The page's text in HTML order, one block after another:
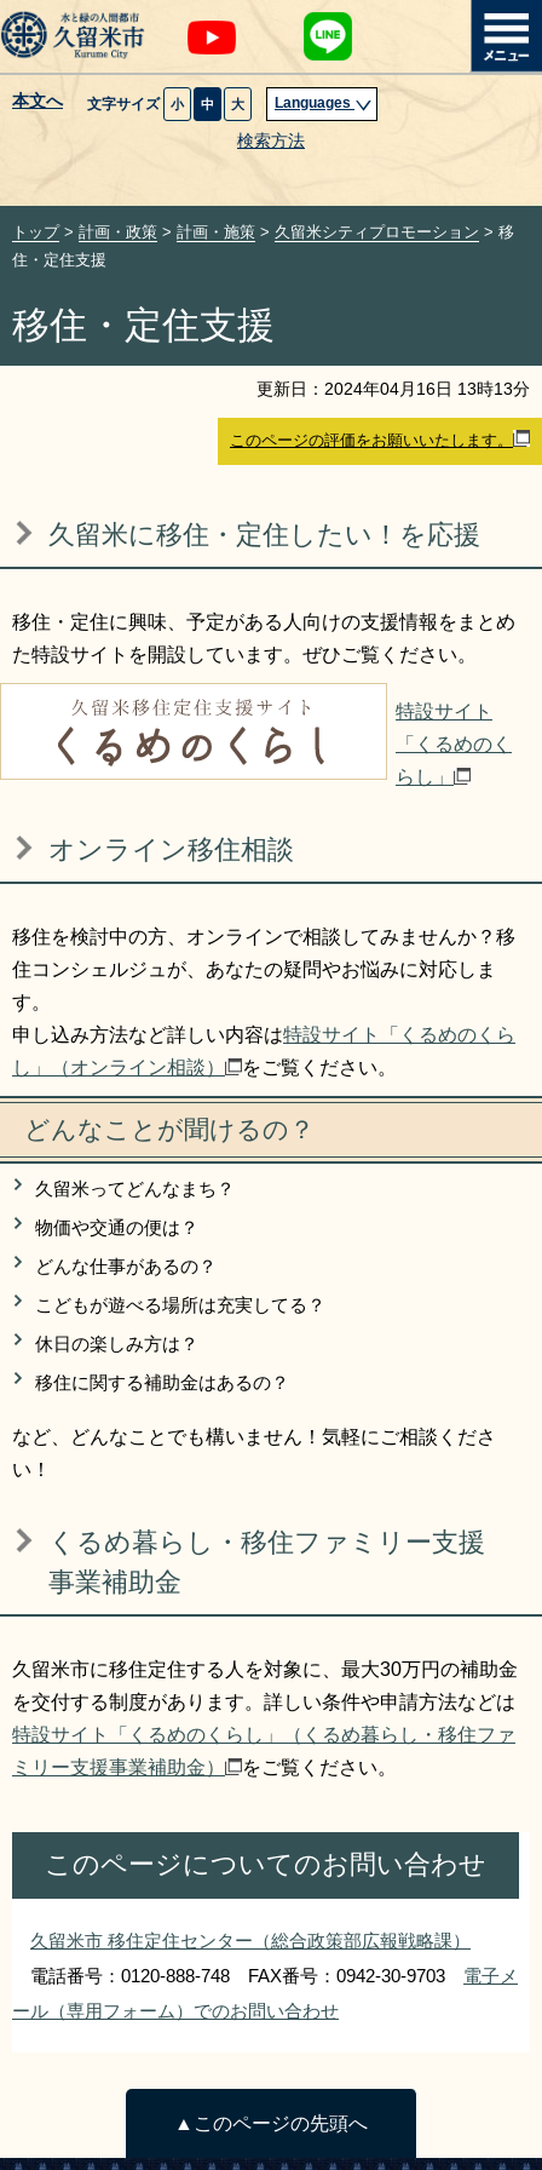
本文へ 文字サイズ 小 中 大 Languages
検索方法
暮らし・届出
健康・医療・福祉
観光魅力・イベント
サイトマップ
リンク集 利用ガイド
RSS プライバシーポリシー
閉じる
トップ> 計画・政策 > 計画・施策 > 久留米シティプロモーション > 移
住・定住支援
移住・定住支援
更新日： 2024年04月 16日 13時13分
このページの評価をお願いいたします。
久留米に移住・定住したい！を応援
移住・定住に興味、予定がある人向けの支援情報をまとめ
た特設サイトを開設しています。ぜひご覧ください。
特設サイト
「くるめのく
らし」
オンライン移住相談
移住を検討中の方、オンラインで相談してみませんか？移
住コンシェルジュが、あなたの疑問やお悩みに対応しま
す。
申し込み方法など詳しい内容は特設サイト「くるめのくら
し」（オンライン相談）
をご覧ください。
どんなことが聞けるの？
久留米ってどんなまち？
物価や交通の便は？
どんな仕事があるの？
こどもが遊べる場所は充実してる？
休日の楽しみ方は？
移住に関する補助金はあるの？
など、どんなことでも構いません！気軽にご相談くださ
い！
くるめ暮らし・移住ファミリー支援
事業補助金
久留米市に移住定住する人を対象に、最大30万円の補助金
を交付する制度があります。詳しい条件や申請方法などは
特設サイト「くるめのくらし」（くるめ暮らし・移住ファ
ミリー支援事業補助金）
をご覧ください。
このページについてのお問い合わせ
久留米市 移住定住センター（総合政策部広報戦略課）
電話番号：0120-888-748 FAX番号：0942-30-9703 電子メ
ール（専用フォーム）でのお問い合わせ
▲このページの先頭へ